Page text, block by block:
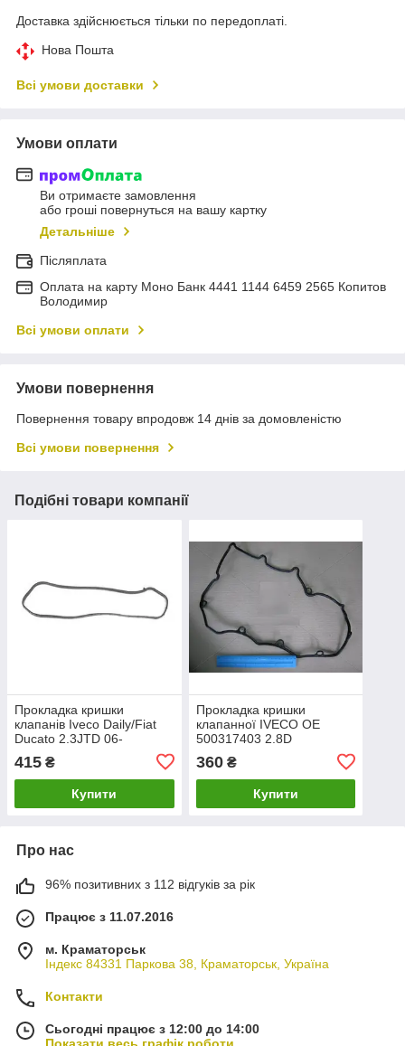
Доставка здійснюється тільки по передоплаті.
Нова Пошта
Всі умови доставки
Умови оплати
Ви отримаєте замовлення
або гроші повернуться на вашу картку
Детальніше
Післяплата
Оплата на карту Моно Банк 4441 1144 6459 2565 Копитов
Володимир
Всі умови оплати
Умови повернення
Повернення товару впродовж 14 днів за домовленістю
Всі умови повернення
Подібні товари компанії
Прокладка кришки
клапанів Iveco Daily/Fiat
Ducato 2.3JTD 06-
415 ₴
Купити
Прокладка кришки
клапанної IVECO ОЕ
500317403 2.8D
8140.63/S8U VICT_REINZ
71-33951-10
360₴
Купити
Про нас
96% позитивних з 112 відгуків за рік
Працює з 11.07.2016
м. Краматорськ
Індекс 84331 Паркова 38, Краматорськ, Україна
Контакти
Сьогодні працює з 12:00 до 14:00